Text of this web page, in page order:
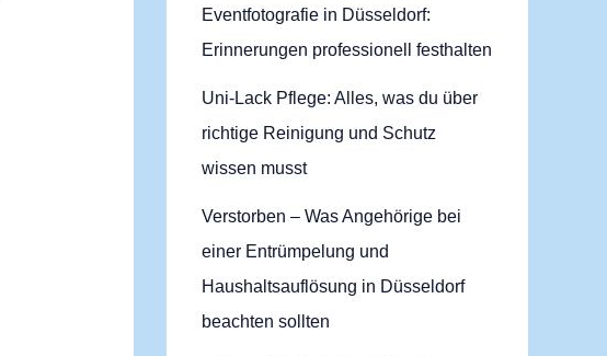
Eventfotografie in Düsseldorf:
Erinnerungen professionell festhalten
Uni-Lack Pflege: Alles, was du über
richtige Reinigung und Schutz
wissen musst
Verstorben – Was Angehörige bei
einer Entrümpelung und
Haushaltsauflösung in Düsseldorf
beachten sollten